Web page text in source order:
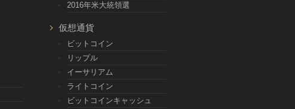
2016年米大統領選
仮想通貨
ビットコイン
リップル
イーサリアム
ライトコイン
ビットコインキャッシュ